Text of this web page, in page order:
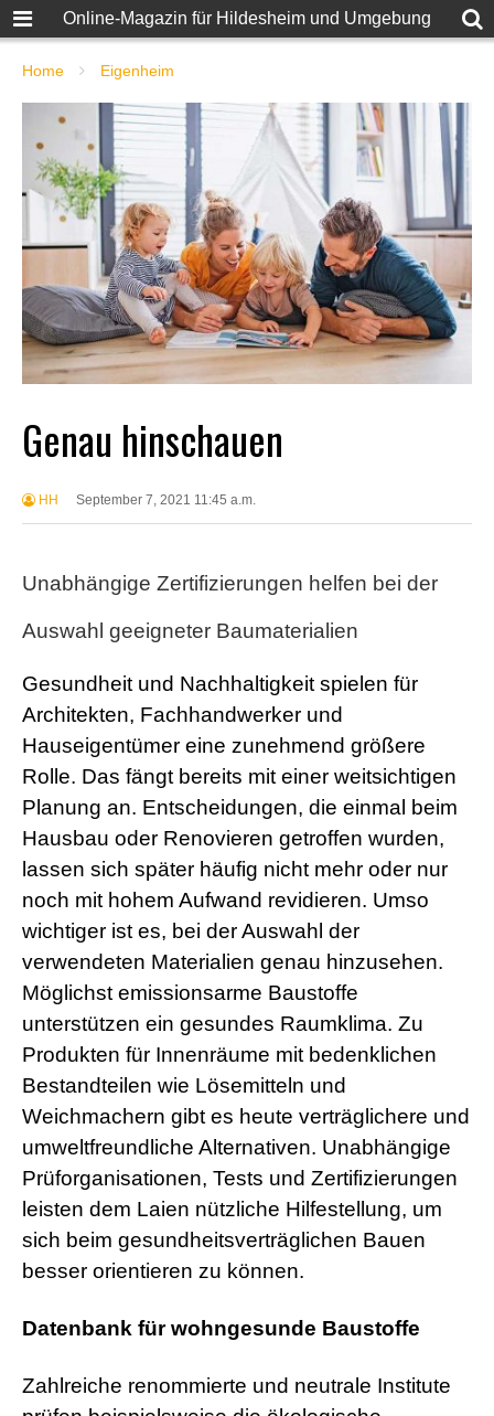
Online-Magazin für Hildesheim und Umgebung
Home Eigenheim
Genau hinschauen
HH September 7, 2021 11:45 a.m.
Unabhängige Zertifizierungen helfen bei der
Auswahl geeigneter Baumaterialien
Gesundheit und Nachhaltigkeit spielen für
Architekten, Fachhandwerker und
Hauseigentümer eine zunehmend größere
Rolle. Das fängt bereits mit einer weitsichtigen
Planung an. Entscheidungen, die einmal beim
Hausbau oder Renovieren getroffen wurden,
lassen sich später häufig nicht mehr oder nur
noch mit hohem Aufwand revidieren. Umso
wichtiger ist es, bei der Auswahl der
verwendeten Materialien genau hinzusehen.
Möglichst emissionsarme Baustoffe
unterstützen ein gesundes Raumklima. Zu
Produkten für Innenräume mit bedenklichen
Bestandteilen wie Lösemitteln und
Weichmachern gibt es heute verträglichere und
umweltfreundliche Alternativen. Unabhängige
Prüforganisationen, Tests und Zertifizierungen
leisten dem Laien nützliche Hilfestellung, um
sich beim gesundheitsverträglichen Bauen
besser orientieren zu können.
Datenbank für wohngesunde Baustoffe
Zahlreiche renommierte und neutrale Institute